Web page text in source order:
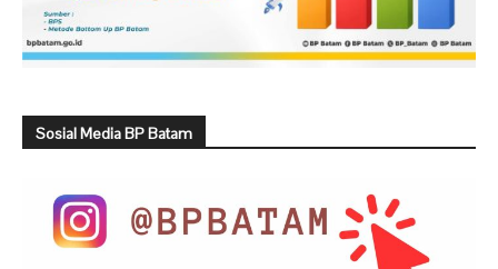
Sosial Media BP Batam